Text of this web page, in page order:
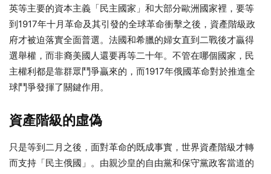
英等主要的資本主義「民主國家」和大部分歐洲國家裡，要等
到1917年十月革命及其引發的全球革命衝擊之後，資產階級政
府才被迫落實全面普選。法國和希臘的婦女直到二戰後才贏得
選舉權，而非裔美國人還要再等二十年。不管在哪個國家，民
主權利都是靠群眾鬥爭贏來的，而1917年俄國革命對於推進全
球鬥爭發揮了關鍵作用。
資產階級的虛偽
只是等到二月之後，面對革命的既成事實，世界資產階級才轉
而支持「民主俄國」。由親沙皇的自由黨和保守黨政客當道的